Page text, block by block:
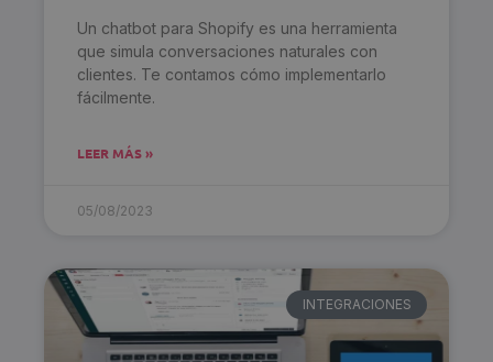
Un chatbot para Shopify es una herramienta
que simula conversaciones naturales con
clientes. Te contamos cómo implementarlo
fácilmente.
LEER MÁS »
05/08/2023
INTEGRACIONES